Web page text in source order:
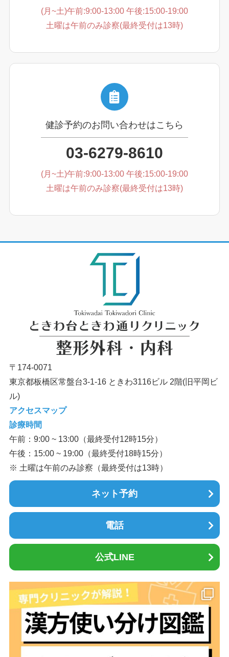
(月~土)午前:9:00-13:00 午後:15:00-19:00
土曜は午前のみ診察(最終受付は13時)
健診予約のお問い合わせはこちら
03-6279-8610
(月~土)午前:9:00-13:00 午後:15:00-19:00
土曜は午前のみ診察(最終受付は13時)
〒174-0071
東京都板橋区常盤台3-1-16 ときわ3116ビル 2階(旧平岡ビ
ル)
アクセスマップ
診療時間
午前：9:00 ~ 13:00（最終受付12時15分）
午後：15:00 ~ 19:00（最終受付18時15分）
※ 土曜は午前のみ診察（最終受付は13時）
ネット予約
電話
公式LINE